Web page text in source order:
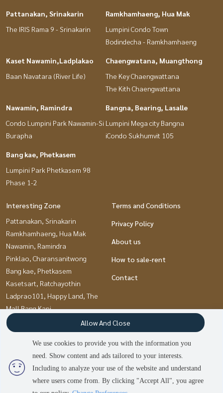
2 people are viewing
Sold Out
Pattanakan, Srinakarin
The IRIS Rama 9 - Srinakarin
Ramkhamhaeng, Hua Mak
Lumpini Condo Town
Bodindecha - Ramkhamhaeng
Kaset Nawamin,Ladplakao
Baan Navatara (River Life)
Chaengwatana, Muangthong
The Key Chaengwattana
The Kith Chaengwattana
Nawamin, Ramindra
Condo Lumpini Park Nawamin-Si
Burapha
Bangna, Bearing, Lasalle
Lumpini Mega city Bangna
iCondo Sukhumvit 105
Bang kae, Phetkasem
Lumpini Park Phetkasem 98
Phase 1-2
Interesting Zone
Pattanakan, Srinakarin
Ramkhamhaeng, Hua Mak
Nawamin, Ramindra
Pinklao, Charansanitwong
Bang kae, Phetkasem
Kasetsart, Ratchayothin
Ladprao101, Happy Land, The
Mall Bang Kapi
Chaengwatana, Muangthong
Rama9, Petchburi, RCA
Thaphra, Talat Phlu,
Wutthakat
Terms and Conditions
Privacy Policy
About us
How to sale-rent
Contact
We use cookies to provide you with the information you
need. Show content and ads tailored to your interests.
Including to analyze your use of the website and understand
where users come from. By clicking "Accept All", you agree
Allow And Close